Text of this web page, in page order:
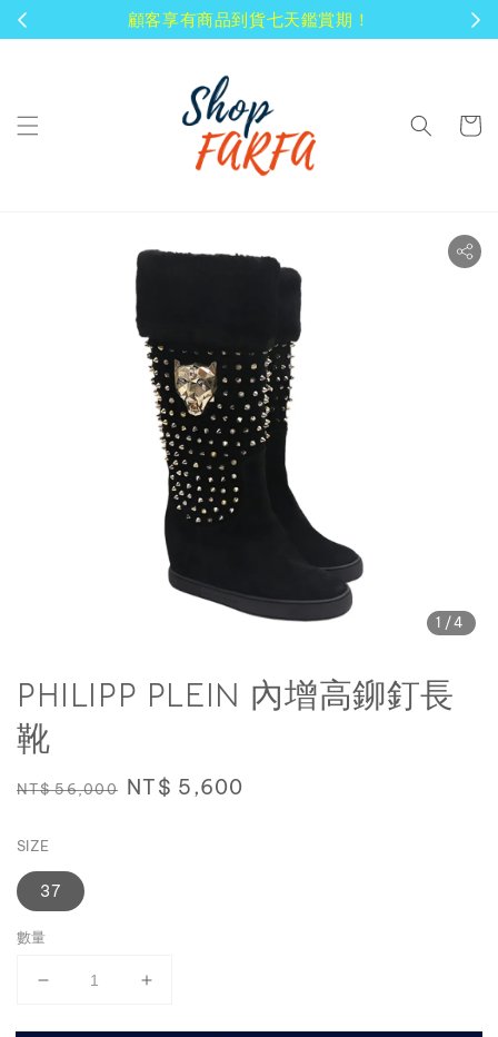
顧客享有商品到貨七天鑑賞期！
1 /4
PHILIPP PLEIN 內增高鉚釘長
靴
Regular
NT$ 56,000 Sale
NT$ 5,600
SIZE
37
數量